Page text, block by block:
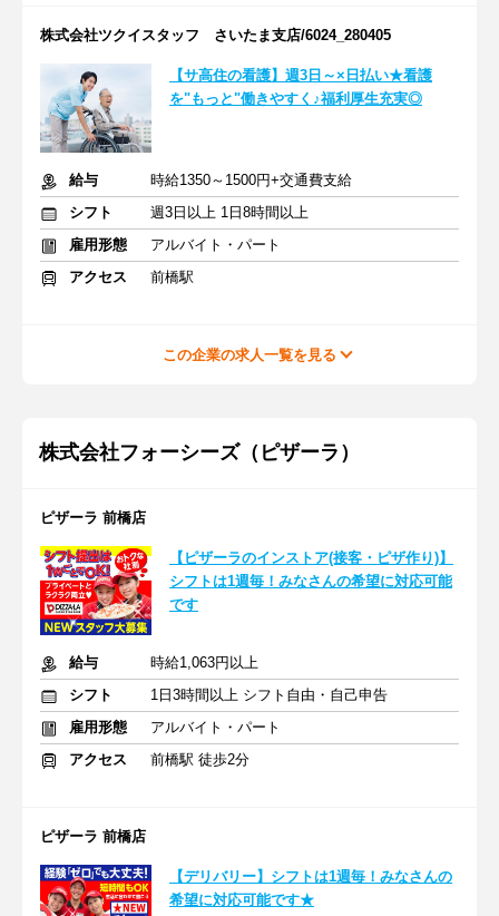
株式会社ツクイスタッフ さいたま支店/6024_280405
【サ高住の看護】週3日～×日払い★看護
を"もっと"働きやすく♪福利厚生充実◎
給与
時給1350～1500円+交通費支給
シフト
週3日以上 1日8時間以上
雇用形態
アルバイト・パート
アクセス
前橋駅
この企業の求人一覧を見る
株式会社フォーシーズ（ピザーラ）
ピザーラ 前橋店
【ピザーラのインストア(接客・ピザ作り)】
シフトは1週毎！みなさんの希望に対応可能
です
給与
時給1,063円以上
シフト
1日3時間以上 シフト自由・自己申告
雇用形態
アルバイト・パート
アクセス
前橋駅 徒歩2分
ピザーラ 前橋店
【デリバリー】シフトは1週毎！みなさんの
希望に対応可能です★